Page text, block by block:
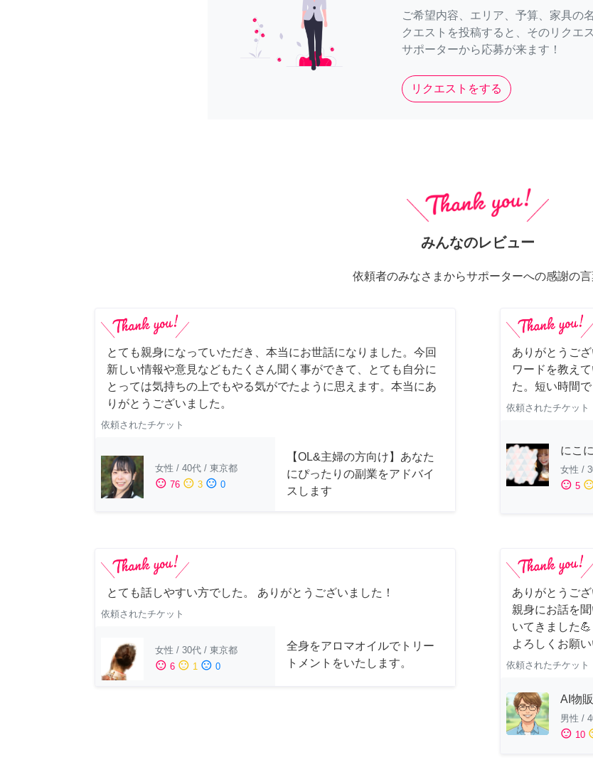
ご希望内容、エリア、予算、家具の
クエストを投稿すると、そのリクエ
サポーターから応募が来ます！
リクエストをする
みんなのレビュー
依頼者のみなさまからサポーターへの感謝の
とても親身になっていただき、本当にお世話になりました。今回
新しい情報や意見などもたくさん聞く事ができて、とても自分に
とっては気持ちの上でもやる気がでたように思えます。本当にあ
りがとうございました。
依頼されたチケット
女性 / 40代 / 東京都
sentiment_satisfied 76 sentiment_neutral 3 sentiment_dissatisfied 0
【OL&主婦の方向け】あなた
にぴったりの副業をアドバイ
スします
ありがとうご
ワードを教え
た。短い時間
依頼されたチケット
にこ
女性 /
sentiment_satisfied 5
とても話しやすい方でした。 ありがとうございました！
依頼されたチケット
女性 / 30代 / 東京都
sentiment_satisfied 6 sentiment_neutral 1 sentiment_dissatisfied 0
全身をアロマオイルでトリー
トメントをいたします。
ありがとうご
親身にお話を
いてきました
よろしくお願
依頼されたチケット
AI物販
男性 /
sentiment_satisfied 10